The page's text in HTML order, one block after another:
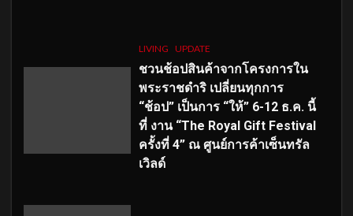
LIVING UPDATE
ชวนช้อปสินค้าจากโครงการใน
พระราชดำริ เปลี่ยนทุกการ
“ช้อป” เป็นการ “ให้” 6-12 ธ.ค. นี้
ที่ งาน “The Royal Gift Festival
ครั้งที่ 4” ณ ศูนย์การค้าเซ็นทรัล
เวิลด์